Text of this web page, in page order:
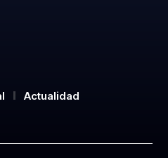
Actualidad